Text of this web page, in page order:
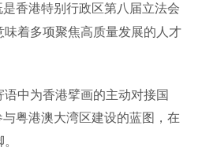
是香港特别行政区第八届立法会
着多项聚焦高质量发展的人才
中为香港擘画的主动对接国
粤港澳大湾区建设的蓝图，在